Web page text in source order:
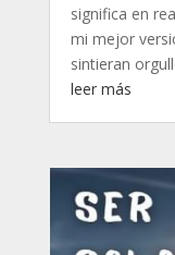
significa en
mi mejor
sintieran
leer más